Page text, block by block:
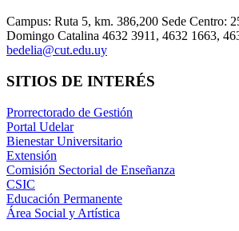
Campus: Ruta 5, km. 386,200 Sede Centro:
Domingo Catalina 4632 3911, 4632 1663,
bedelia@cut.edu.uy
SITIOS DE INTERÉS
Prorrectorado de Gestión
Portal Udelar
Bienestar Universitario
Extensión
Comisión Sectorial de Enseñanza
CSIC
Educación Permanente
Área Social y Artística